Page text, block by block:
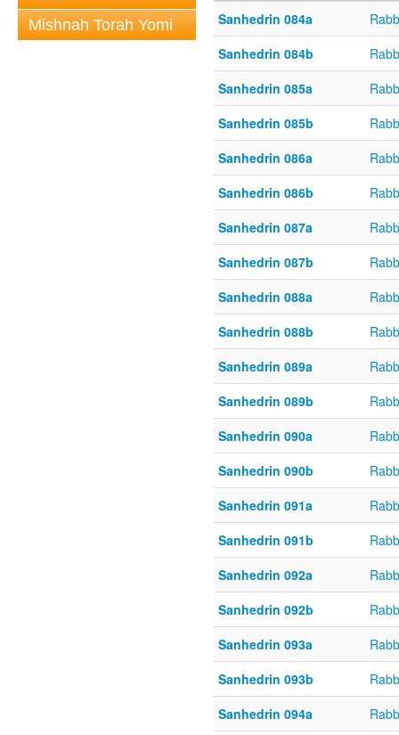
Mishnah Torah Yomi
Sanhedrin 084a
Sanhedrin 084b
Sanhedrin 085a
Sanhedrin 085b
Sanhedrin 086a
Sanhedrin 086b
Sanhedrin 087a
Sanhedrin 087b
Sanhedrin 088a
Sanhedrin 088b
Sanhedrin 089a
Sanhedrin 089b
Sanhedrin 090a
Sanhedrin 090b
Sanhedrin 091a
Sanhedrin 091b
Sanhedrin 092a
Sanhedrin 092b
Sanhedrin 093a
Sanhedrin 093b
Sanhedrin 094a